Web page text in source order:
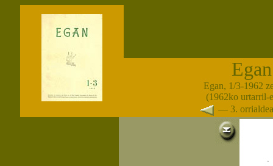
Egan
Egan, 1/3-1962
(1962ko urtarril-
— 3.